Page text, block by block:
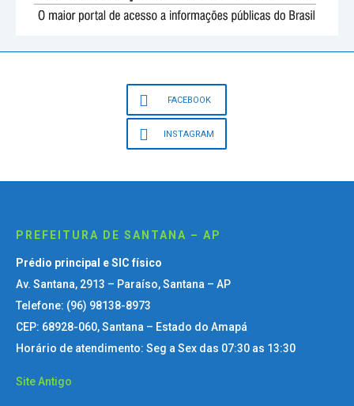
FACEBOOK
INSTAGRAM
PREFEITURA DE SANTANA – AP
Prédio principal e SIC físico
Av. Santana, 2913 – Paraíso, Santana – AP
Telefone: (96) 98138-8973
CEP: 68928-060, Santana – Estado do Amapá
Horário de atendimento: Seg a Sex das 07:30 as 13:30
Site Antigo